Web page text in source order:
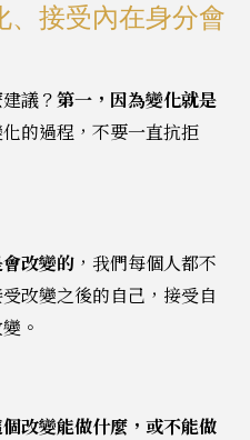
、接受內在身分會
議？第一，因為變化就是
化的過程，不要一直抗拒
改變的 ，我們每個人都不
改變之後的自己，接受自
。
個改變能做什麼，或不能做